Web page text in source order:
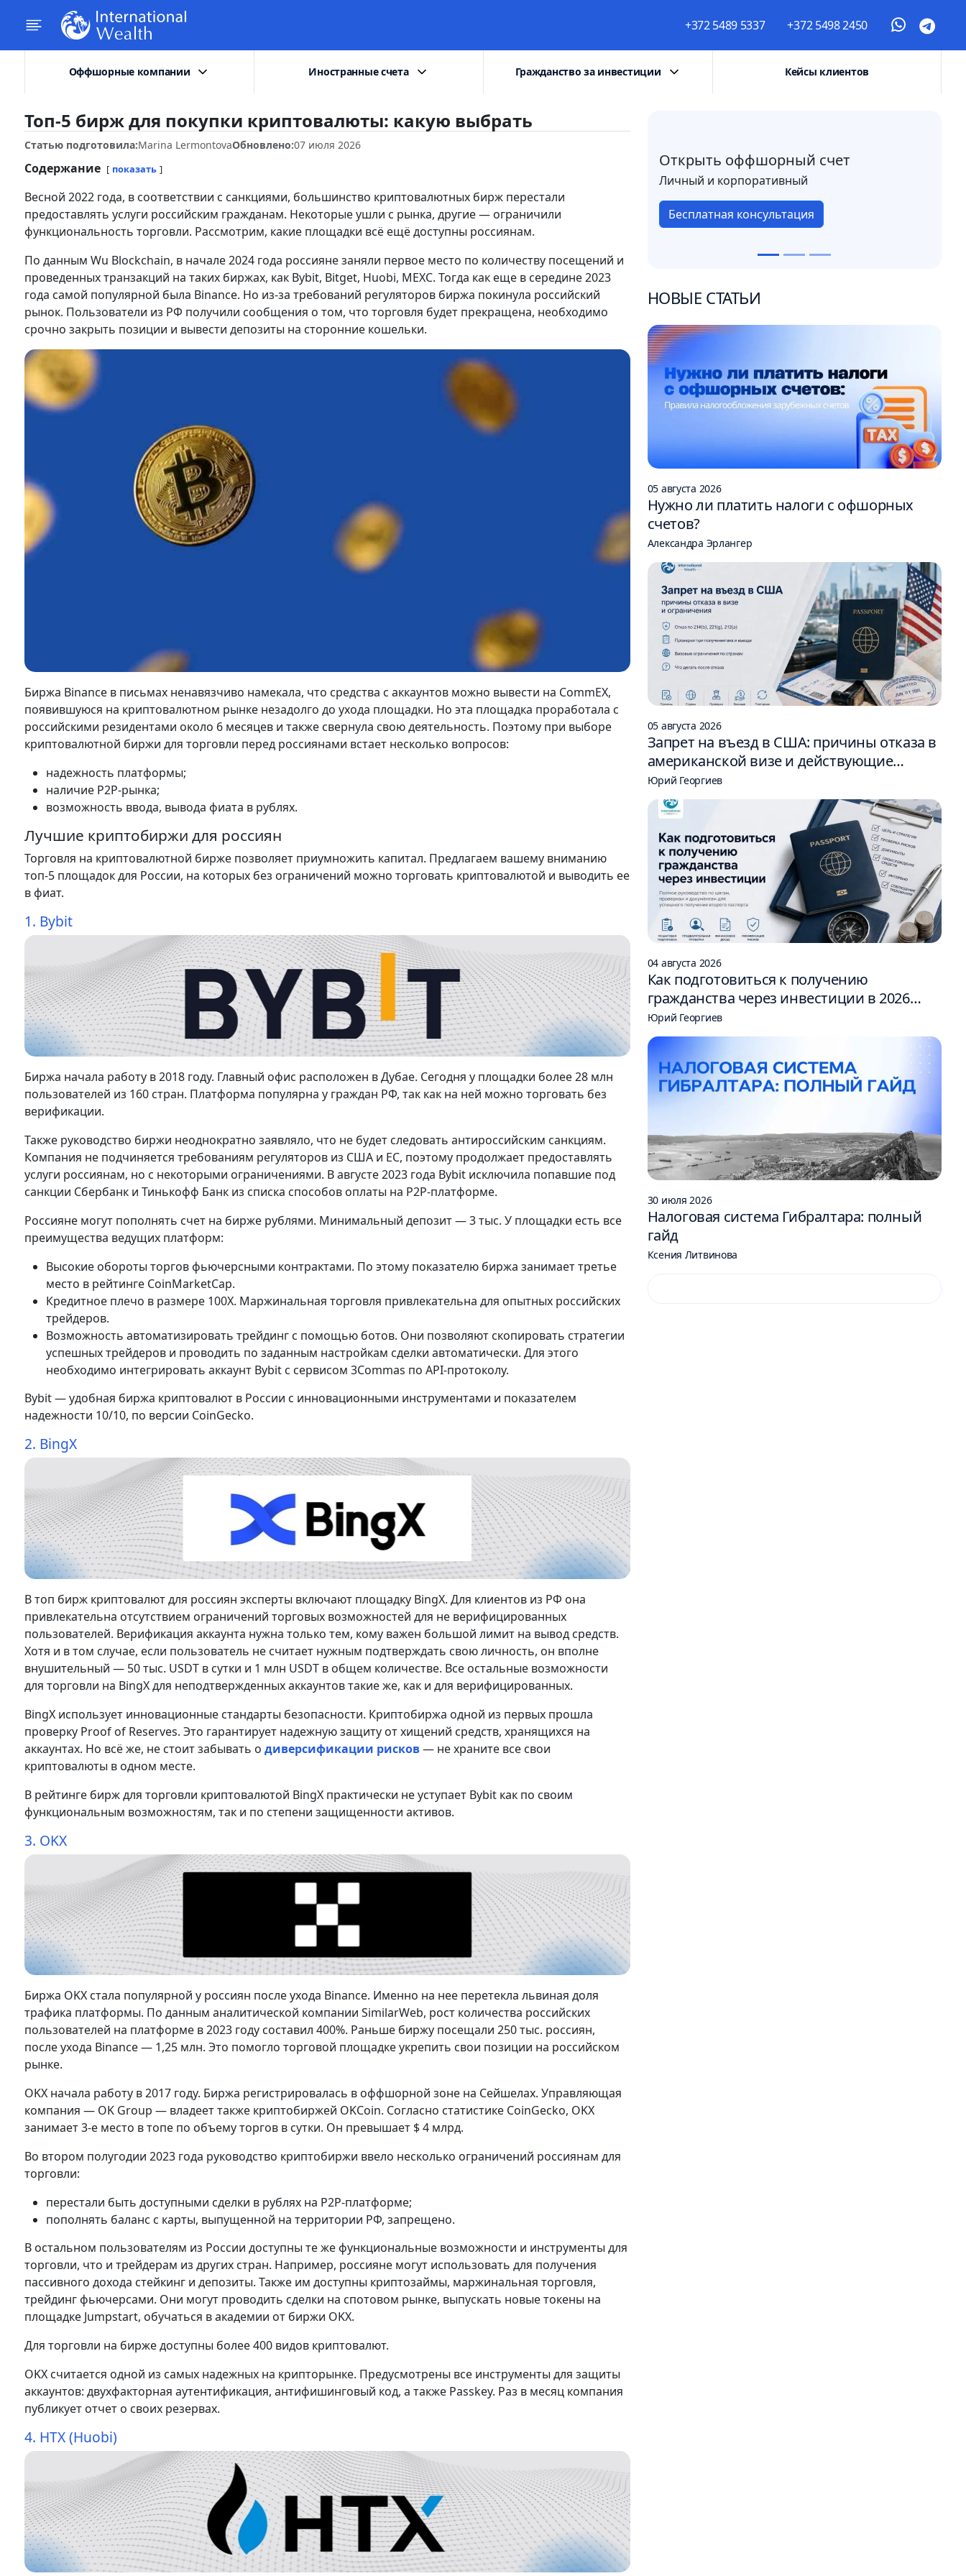
+372 5489 5337 +372 5498 2450
Оффшорные компании Иностранные счета Гражданство за инвестиции Кейсы клиентов
Топ-5 бирж для покупки криптовалюты: какую выбрать
Статью подготовила:Marina LermontovaОбновлено:07 июля 2026
Содержание показать
Весной 2022 года, в соответствии с санкциями, большинство криптовалютных бирж перестали
предоставлять услуги российским гражданам. Некоторые ушли с рынка, другие — ограничили
функциональность торговли. Рассмотрим, какие площадки всё ещё доступны россиянам.
По данным Wu Blockchain, в начале 2024 года россияне заняли первое место по количеству посещений и
проведенных транзакций на таких биржах, как Bybit, Bitget, Huobi, MEXC. Тогда как еще в середине 2023
года самой популярной была Binance. Но из-за требований регуляторов биржа покинула российский
рынок. Пользователи из РФ получили сообщения о том, что торговля будет прекращена, необходимо
срочно закрыть позиции и вывести депозиты на сторонние кошельки.
Биржа Binance в письмах ненавязчиво намекала, что средства с аккаунтов можно вывести на CommEX,
появившуюся на криптовалютном рынке незадолго до ухода площадки. Но эта площадка проработала с
российскими резидентами около 6 месяцев и также свернула свою деятельность. Поэтому при выборе
криптовалютной биржи для торговли перед россиянами встает несколько вопросов:
надежность платформы;
наличие P2P-рынка;
возможность ввода, вывода фиата в рублях.
Лучшие криптобиржи для россиян
Торговля на криптовалютной бирже позволяет приумножить капитал. Предлагаем вашему вниманию
топ-5 площадок для России, на которых без ограничений можно торговать криптовалютой и выводить ее
в фиат.
1. Bybit
Биржа начала работу в 2018 году. Главный офис расположен в Дубае. Сегодня у площадки более 28 млн
пользователей из 160 стран. Платформа популярна у граждан РФ, так как на ней можно торговать без
верификации.
Также руководство биржи неоднократно заявляло, что не будет следовать антироссийским санкциям.
Компания не подчиняется требованиям регуляторов из США и ЕС, поэтому продолжает предоставлять
услуги россиянам, но с некоторыми ограничениями. В августе 2023 года Bybit исключила попавшие под
санкции Сбербанк и Тинькофф Банк из списка способов оплаты на P2P-платформе.
Россияне могут пополнять счет на бирже рублями. Минимальный депозит — 3 тыс. У площадки есть все
преимущества ведущих платформ:
Высокие обороты торгов фьючерсными контрактами. По этому показателю биржа занимает третье
место в рейтинге CoinMarketCap.
Кредитное плечо в размере 100Х. Маржинальная торговля привлекательна для опытных российских
трейдеров.
Возможность автоматизировать трейдинг с помощью ботов. Они позволяют скопировать стратегии
успешных трейдеров и проводить по заданным настройкам сделки автоматически. Для этого
необходимо интегрировать аккаунт Bybit с сервисом 3Commas по API-протоколу.
Bybit — удобная биржа криптовалют в России с инновационными инструментами и показателем
надежности 10/10, по версии CoinGecko.
2. BingX
В топ бирж криптовалют для россиян эксперты включают площадку BingX. Для клиентов из РФ она
привлекательна отсутствием ограничений торговых возможностей для не верифицированных
пользователей. Верификация аккаунта нужна только тем, кому важен большой лимит на вывод средств.
Хотя и в том случае, если пользователь не считает нужным подтверждать свою личность, он вполне
внушительный — 50 тыс. USDT в сутки и 1 млн USDT в общем количестве. Все остальные возможности
для торговли на BingX для неподтвержденных аккаунтов такие же, как и для верифицированных.
BingX использует инновационные стандарты безопасности. Криптобиржа одной из первых прошла
проверку Proof of Reserves. Это гарантирует надежную защиту от хищений средств, хранящихся на
аккаунтах. Но всё же, не стоит забывать о диверсификации рисков— не храните все свои
криптовалюты в одном месте.
В рейтинге бирж для торговли криптовалютой BingX практически не уступает Bybit как по своим
функциональным возможностям, так и по степени защищенности активов.
3. OKX
Биржа OKX стала популярной у россиян после ухода Binance. Именно на нее перетекла львиная доля
трафика платформы. По данным аналитической компании SimilarWeb, рост количества российских
пользователей на платформе в 2023 году составил 400%. Раньше биржу посещали 250 тыс. россиян,
после ухода Binance — 1,25 млн. Это помогло торговой площадке укрепить свои позиции на российском
рынке.
OKX начала работу в 2017 году. Биржа регистрировалась в оффшорной зоне на Сейшелах. Управляющая
компания — OK Group — владеет также криптобиржей OKCoin. Согласно статистике CoinGecko, OKX
занимает 3-е место в топе по объему торгов в сутки. Он превышает $ 4 млрд.
Во втором полугодии 2023 года руководство криптобиржи ввело несколько ограничений россиянам для
торговли:
перестали быть доступными сделки в рублях на P2P-платформе;
пополнять баланс с карты, выпущенной на территории РФ, запрещено.
В остальном пользователям из России доступны те же функциональные возможности и инструменты для
торговли, что и трейдерам из других стран. Например, россияне могут использовать для получения
пассивного дохода стейкинг и депозиты. Также им доступны криптозаймы, маржинальная торговля,
трейдинг фьючерсами. Они могут проводить сделки на спотовом рынке, выпускать новые токены на
площадке Jumpstart, обучаться в академии от биржи OKX.
Для торговли на бирже доступны более 400 видов криптовалют.
OKX считается одной из самых надежных на крипторынке. Предусмотрены все инструменты для защиты
аккаунтов: двухфакторная аутентификация, антифишинговый код, а также Passkey. Раз в месяц компания
публикует отчет о своих резервах.
4. HTX (Huobi)
Открыть оффшорный счет
Личный и корпоративный
Бесплатная консультация
НОВЫЕ СТАТЬИ
05 августа 2026
Нужно ли платить налоги с офшорных
счетов?
Александра Эрлангер
05 августа 2026
Запрет на въезд в США: причины отказа в
американской визе и действующие
ограничения
Юрий Георгиев
04 августа 2026
Как подготовиться к получению
гражданства через инвестиции в 2026
году: 6 шагов
Юрий Георгиев
30 июля 2026
Налоговая система Гибралтара: полный
гайд
Ксения Литвинова